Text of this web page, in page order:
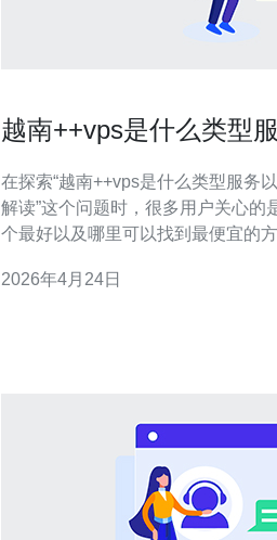
越南++vps是什么类型
在探索“越南++vps是什么类型服务
解读”这个问题时，很多用户关心的
个最好以及哪里可以找到最便宜的
南++vps进行详尽评测，并与常见的
2026年4月24日